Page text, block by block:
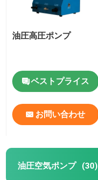
油圧高圧ポンプ
ベストプライス
お問い合わせ
油圧空気ポンプ (30)